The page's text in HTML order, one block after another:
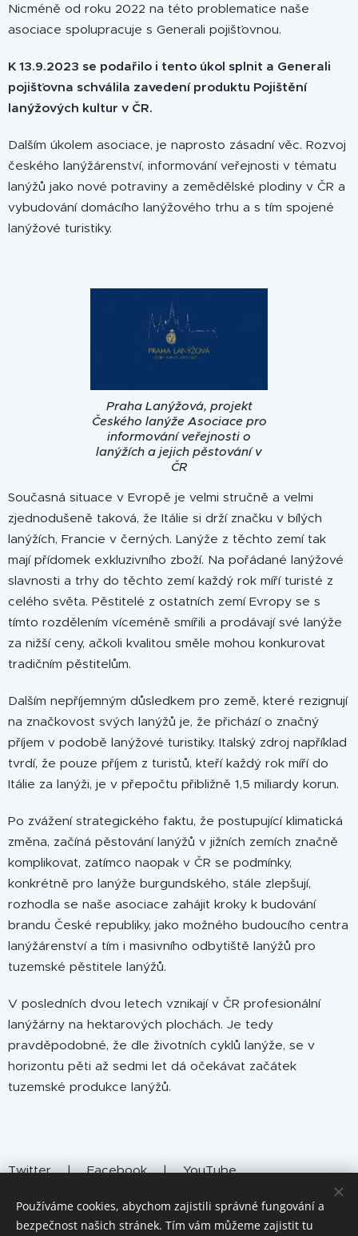
Nicméně od roku 2022 na této problematice naše
asociace spolupracuje s Generali pojišťovnou.
K 13.9.2023 se podařilo i tento úkol splnit a Generali
pojišťovna schválila zavedení produktu Pojištění
lanýžových kultur v ČR.
Dalším úkolem asociace, je naprosto zásadní věc. Rozvoj
českého lanýžárenství, informování veřejnosti v tématu
lanýžů jako nové potraviny a zemědělské plodiny v ČR a
vybudování domácího lanýžového trhu a s tím spojené
lanýžové turistiky.
Praha Lanýžová, projekt
Českého lanýže Asociace pro
informování veřejnosti o
lanýžích a jejich pěstování v
ČR
Současná situace v Evropě je velmi stručně a velmi
zjednodušeně taková, že Itálie si drží značku v bílých
lanýžích, Francie v černých. Lanýže z těchto zemí tak
mají přídomek exkluzivního zboží. Na pořádané lanýžové
slavnosti a trhy do těchto zemí každý rok míří turisté z
celého světa. Pěstitelé z ostatních zemí Evropy se s
tímto rozdělením víceméně smířili a prodávají své lanýže
za nižší ceny, ačkoli kvalitou směle mohou konkurovat
tradičním pěstitelům.
Dalším nepříjemným důsledkem pro země, které rezignují
na značkovost svých lanýžů je, že přichází o značný
příjem v podobě lanýžové turistiky. Italský zdroj například
tvrdí, že pouze příjem z turistů, kteří každý rok míří do
Itálie za lanýži, je v přepočtu přibližně 1,5 miliardy korun.
Po zvážení strategického faktu, že postupující klimatická
změna, začíná pěstování lanýžů v jižních zemích značně
komplikovat, zatímco naopak v ČR se podmínky,
konkrétně pro lanýže burgundského, stále zlepšují,
rozhodla se naše asociace zahájit kroky k budování
brandu České republiky, jako možného budoucího centra
lanýžárenství a tím i masivního odbytiště lanýžů pro
tuzemské pěstitele lanýžů.
V posledních dvou letech vznikají v ČR profesionální
lanýžárny na hektarových plochách. Je tedy
pravděpodobné, že dle životních cyklů lanýže, se v
horizontu pěti až sedmi let dá očekávat začátek
tuzemské produkce lanýžů.
Twitter|Facebook|YouTube
Používáme cookies, abychom zajistili správné fungování a
bezpečnost našich stránek. Tím vám můžeme zajistit tu